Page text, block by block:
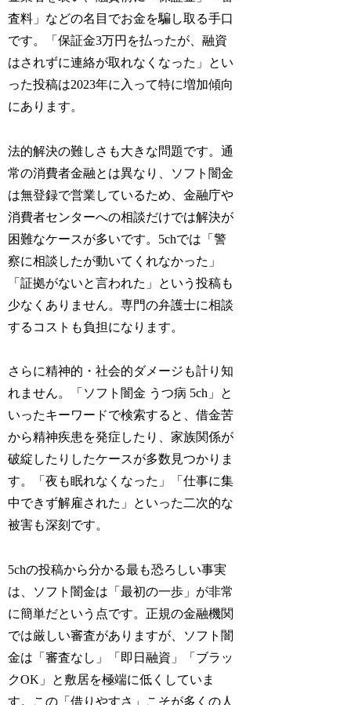
査料」などの名目でお金を騙し取る手口
です。「保証金3万円を払ったが、融資
はされずに連絡が取れなくなった」とい
った投稿は2023年に入って特に増加傾向
にあります。
法的解決の難しさも大きな問題です。通
常の消費者金融とは異なり、ソフト闇金
は無登録で営業しているため、金融庁や
消費者センターへの相談だけでは解決が
困難なケースが多いです。5chでは「警
察に相談したが動いてくれなかった」
「証拠がないと言われた」という投稿も
少なくありません。専門の弁護士に相談
するコストも負担になります。
さらに精神的・社会的ダメージも計り知
れません。「ソフト闇金 うつ病 5ch」と
いったキーワードで検索すると、借金苦
から精神疾患を発症したり、家族関係が
破綻したりしたケースが多数見つかりま
す。「夜も眠れなくなった」「仕事に集
中できず解雇された」といった二次的な
被害も深刻です。
5chの投稿から分かる最も恐ろしい事実
は、ソフト闇金は「最初の一歩」が非常
に簡単だという点です。正規の金融機関
では厳しい審査がありますが、ソフト闇
金は「審査なし」「即日融資」「ブラッ
クOK」と敷居を極端に低くしていま
す。この「借りやすさ」こそが多くの人